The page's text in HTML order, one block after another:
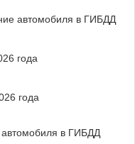
автомобиля в ГИБДД
года
года
в ГИБДД